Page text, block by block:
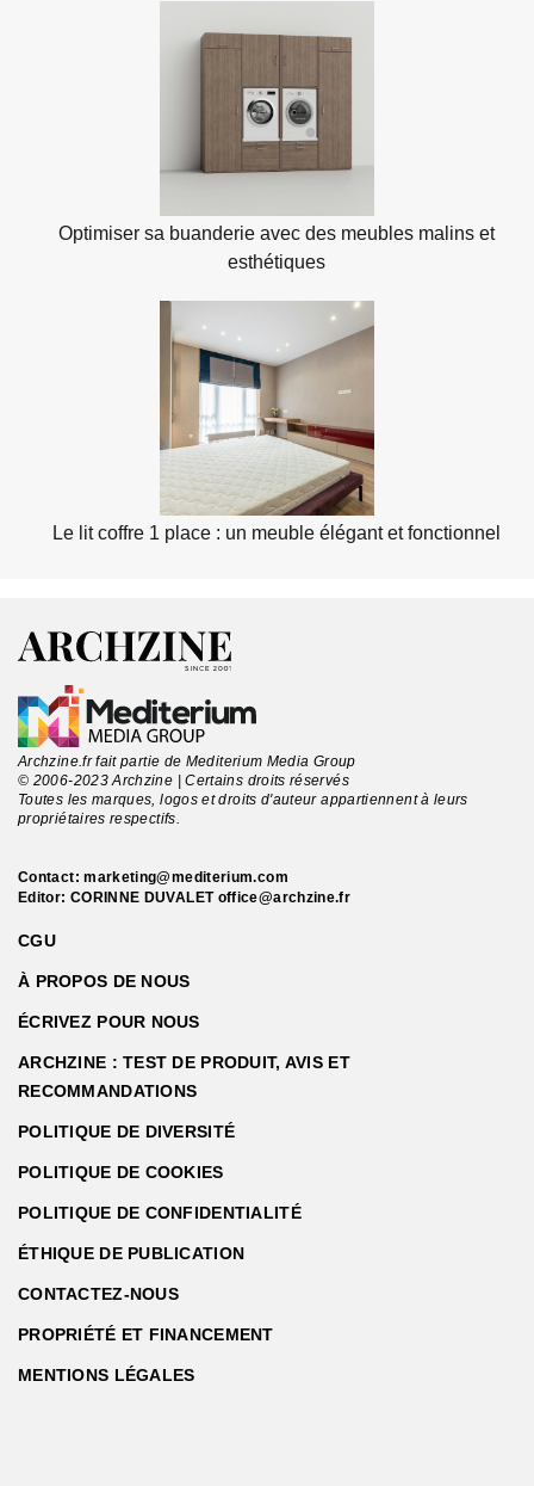
Optimiser sa buanderie avec des meubles malins et
esthétiques
Le lit coffre 1 place : un meuble élégant et fonctionnel
Archzine.fr fait partie de Mediterium Media Group
© 2006-2023 Archzine | Certains droits réservés
Toutes les marques, logos et droits d'auteur appartiennent à leurs
propriétaires respectifs.
Contact:marketing@mediterium.com
Editor: CORINNE DUVALET office@archzine.fr
CGU
À PROPOS DE NOUS
ÉCRIVEZ POUR NOUS
ARCHZINE : TEST DE PRODUIT, AVIS ET
RECOMMANDATIONS
POLITIQUE DE DIVERSITÉ
POLITIQUE DE COOKIES
POLITIQUE DE CONFIDENTIALITÉ
ÉTHIQUE DE PUBLICATION
CONTACTEZ-NOUS
PROPRIÉTÉ ET FINANCEMENT
MENTIONS LÉGALES